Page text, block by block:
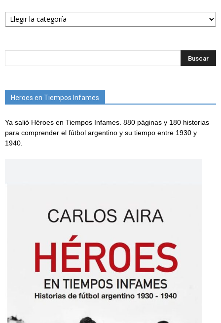
Categorías
Heroes en Tiempos Infames
Ya salió Héroes en Tiempos Infames. 880 páginas y 180 historias
para comprender el fútbol argentino y su tiempo entre 1930 y
1940.